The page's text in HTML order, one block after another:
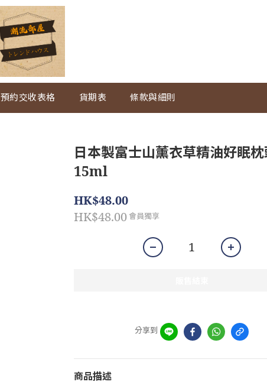
預約交收表格 貨期表 條款與細則
日本製富士山薰衣草精油好眠
15ml
HK$48.00
HK$48.00 會員獨享
分享到
商品描述